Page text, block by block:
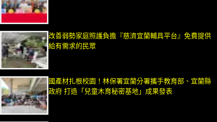
改善弱勢家庭照護負擔『慈濟宜蘭輔具平台』免費提供
給有需求的民眾
國產材扎根校園！林保署宜蘭分署攜手教育部、宜蘭縣
政府 打造「兒童木育秘密基地」成果發表